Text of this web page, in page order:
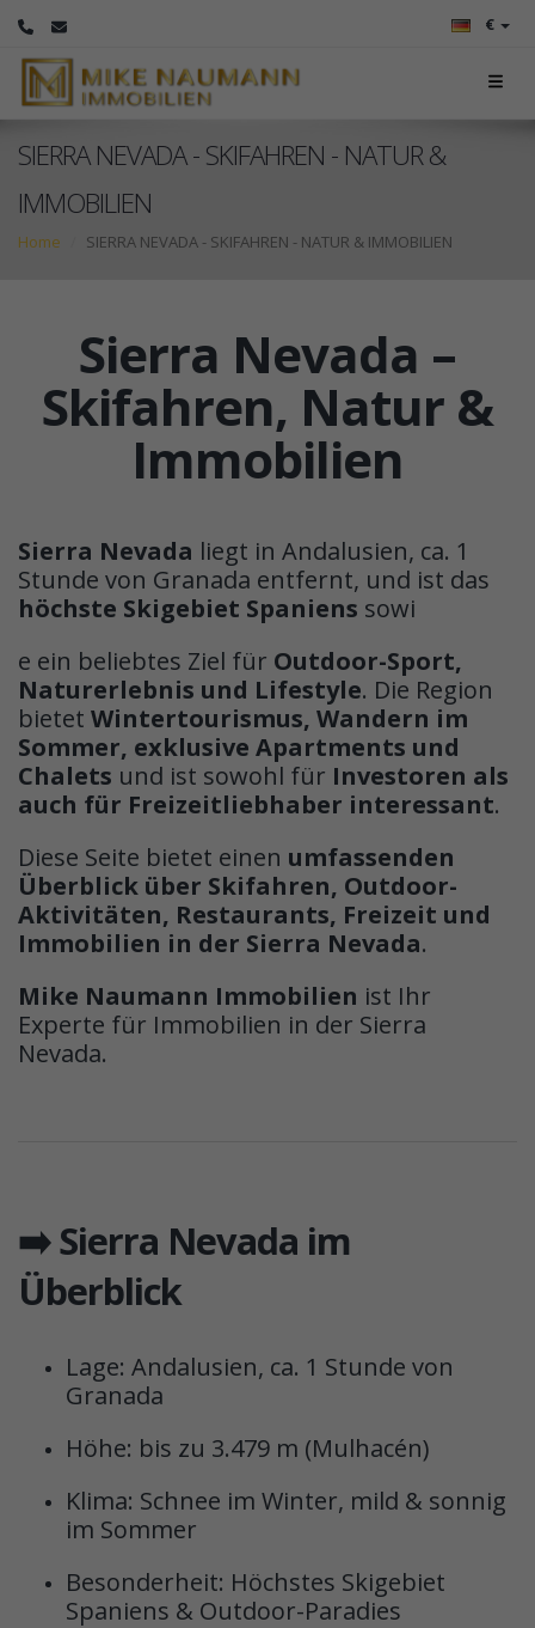
€
SIERRA NEVADA - SKIFAHREN - NATUR &
IMMOBILIEN
Home SIERRA NEVADA - SKIFAHREN - NATUR & IMMOBILIEN
Sierra Nevada –
Skifahren, Natur &
Immobilien
Sierra Nevada liegt in Andalusien, ca. 1
Stunde von Granada entfernt, und ist das
höchste Skigebiet Spaniens sowi
e ein beliebtes Ziel für Outdoor-Sport,
Naturerlebnis und Lifestyle. Die Region
bietet Wintertourismus, Wandern im
Sommer, exklusive Apartments und
Chalets und ist sowohl für Investoren als
auch für Freizeitliebhaber interessant.
Diese Seite bietet einen umfassenden
Überblick über Skifahren, Outdoor-
Aktivitäten, Restaurants, Freizeit und
Immobilien in der Sierra Nevada.
Mike Naumann Immobilien ist Ihr
Experte für Immobilien in der Sierra
Nevada.
➡️ Sierra Nevada im
Überblick
Lage: Andalusien, ca. 1 Stunde von
Granada
Höhe: bis zu 3.479 m (Mulhacén)
Klima: Schnee im Winter, mild & sonnig
im Sommer
Besonderheit: Höchstes Skigebiet
Spaniens & Outdoor-Paradies